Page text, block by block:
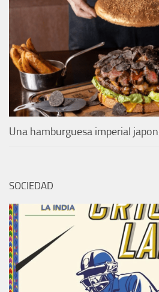
Una hamburguesa imperial
SOCIEDAD